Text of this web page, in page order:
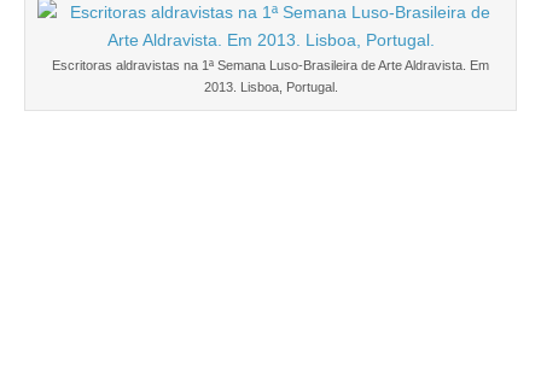
Escritoras aldravistas na 1ª Semana Luso-Brasileira de Arte Aldravista. Em
2013. Lisboa, Portugal.